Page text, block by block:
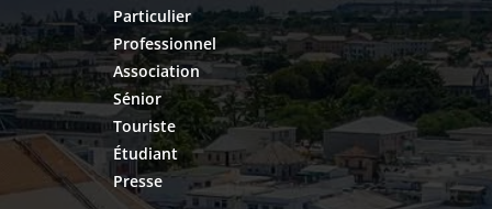
Particulier
Professionnel
Association
Sénior
Touriste
Étudiant
Presse